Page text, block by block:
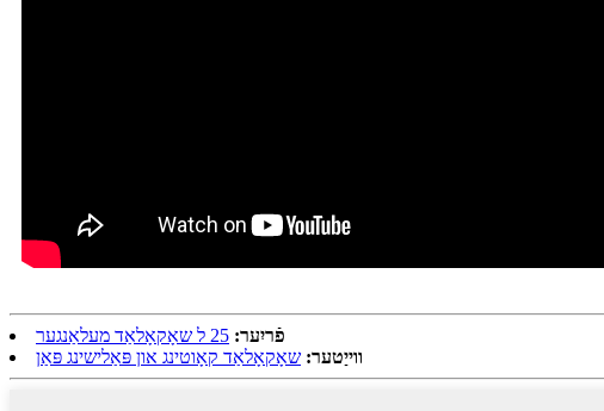
פֿריִער: 25 ל שאָקאָלאַד מעלאַנגער
ווייַטער: שאָקאָלאַד קאָוטינג און פּאַלישינג פּאַן